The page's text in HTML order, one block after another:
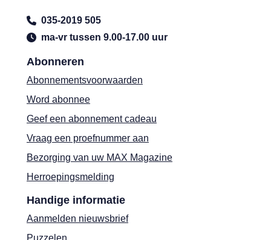
Abonneren
Abonnementsvoorwaarden
Word abonnee
Geef een abonnement cadeau
Vraag een proefnummer aan
Bezorging van uw MAX Magazine
Herroepingsmelding
Handige informatie
Aanmelden nieuwsbrief
035-2019 505
ma-vr tussen 9.00-17.00 uur